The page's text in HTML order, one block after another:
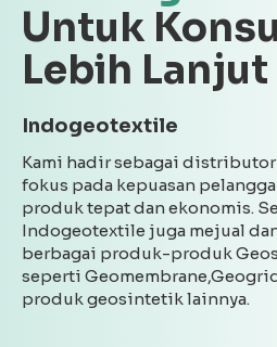
Untuk
Lebih Lanjut
Indogeotextile
Kami hadir sebagai
fokus pada kepuasan
produk tepat dan ekonomis.
Indogeotextile juga mejual
berbagai produk-produk
seperti
produk geosintetik lainnya.